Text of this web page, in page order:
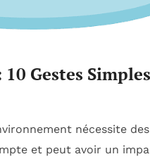
Gestes
nécessite
et peut avoir un